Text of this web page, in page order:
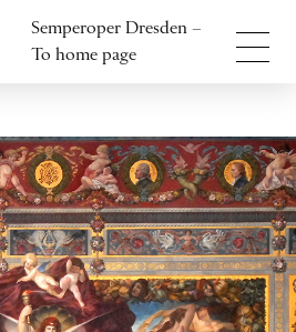
Semperoper Dresden –
To home page